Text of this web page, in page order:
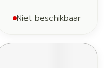
Niet beschikbaar